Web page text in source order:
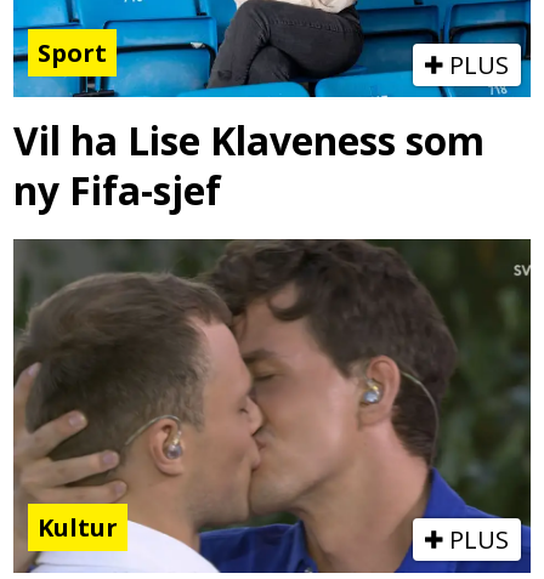
Sport PLUS
Vil ha Lise Klaveness som
ny Fifa-sjef
Kultur PLUS